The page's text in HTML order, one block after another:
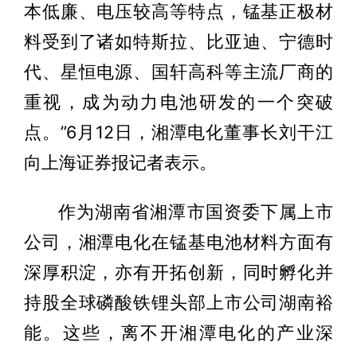
本低廉、电压较高等特点，锰基正极材
料受到了诸如特斯拉、比亚迪、宁德时
代、星恒电源、国轩高科等主流厂商的
重视，成为动力电池研发的一个突破
点。”6月12日，湘潭电化董事长刘干江
向上海证券报记者表示。
作为湖南省湘潭市国资委下属上市
公司，湘潭电化在锰基电池材料方面有
深厚积淀，亦有开拓创新，同时孵化并
持股全球磷酸铁锂头部上市公司湖南裕
能。这些，离不开湘潭电化的产业深